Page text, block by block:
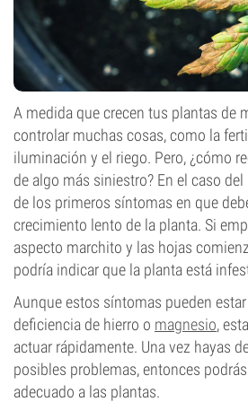
A medida que crecen tus plantas de
controlar muchas cosas, como la
iluminación y el riego. Pero, ¿cómo
de algo más siniestro? En el caso
de los primeros síntomas en que
crecimiento lento de la planta. Si
aspecto marchito y las hojas
podría indicar que la planta está
Aunque estos síntomas pueden
deficiencia de hierro o magnesio,
actuar rápidamente. Una vez hayas
posibles problemas, entonces
adecuado a las plantas.